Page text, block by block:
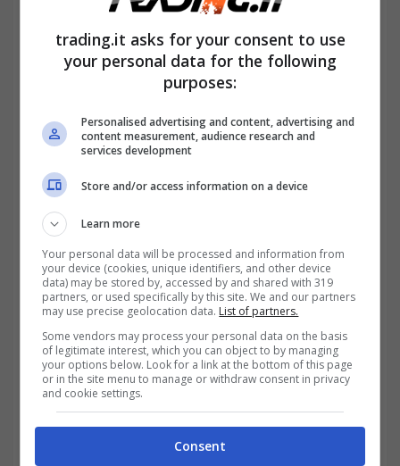
A partire dalle ore 12 del 24 marzo 2025
fino al 16 aprile 2025, hai la possibilità di
richiedere il Bonus Estate INPSieme Senior
e la richiesta va inviata online dal sito
dell’INPS. Le graduatorie saranno stilate
dando precedenza ai beneficiari con
disabilità e valore ISEE più basso. Il periodo
di vacanza comprende i mesi di giugno,
luglio, agosto, settembre e ottobre, con
rientro entro il 1° novembre 2025.Ma a chi è
rivolto questo prezioso regalo?
trading.it asks for your consent to use
your personal data for the following
purposes:
Personalised advertising and content, advertising and
content measurement, audience research and
services development
Store and/or access information on a device
Learn more
Your personal data will be processed and information from
your device (cookies, unique identifiers, and other device
data) may be stored by, accessed by and shared with 319
partners, or used specifically by this site. We and our partners
may use precise geolocation data. List of partners.
Some vendors may process your personal data on the basis
of legitimate interest, which you can object to by managing
your options below. Look for a link at the bottom of this page
or in the site menu to manage or withdraw consent in privacy
and cookie settings.
Consent